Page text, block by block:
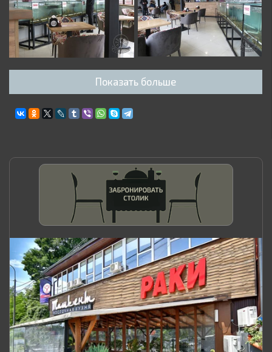
Показать больше